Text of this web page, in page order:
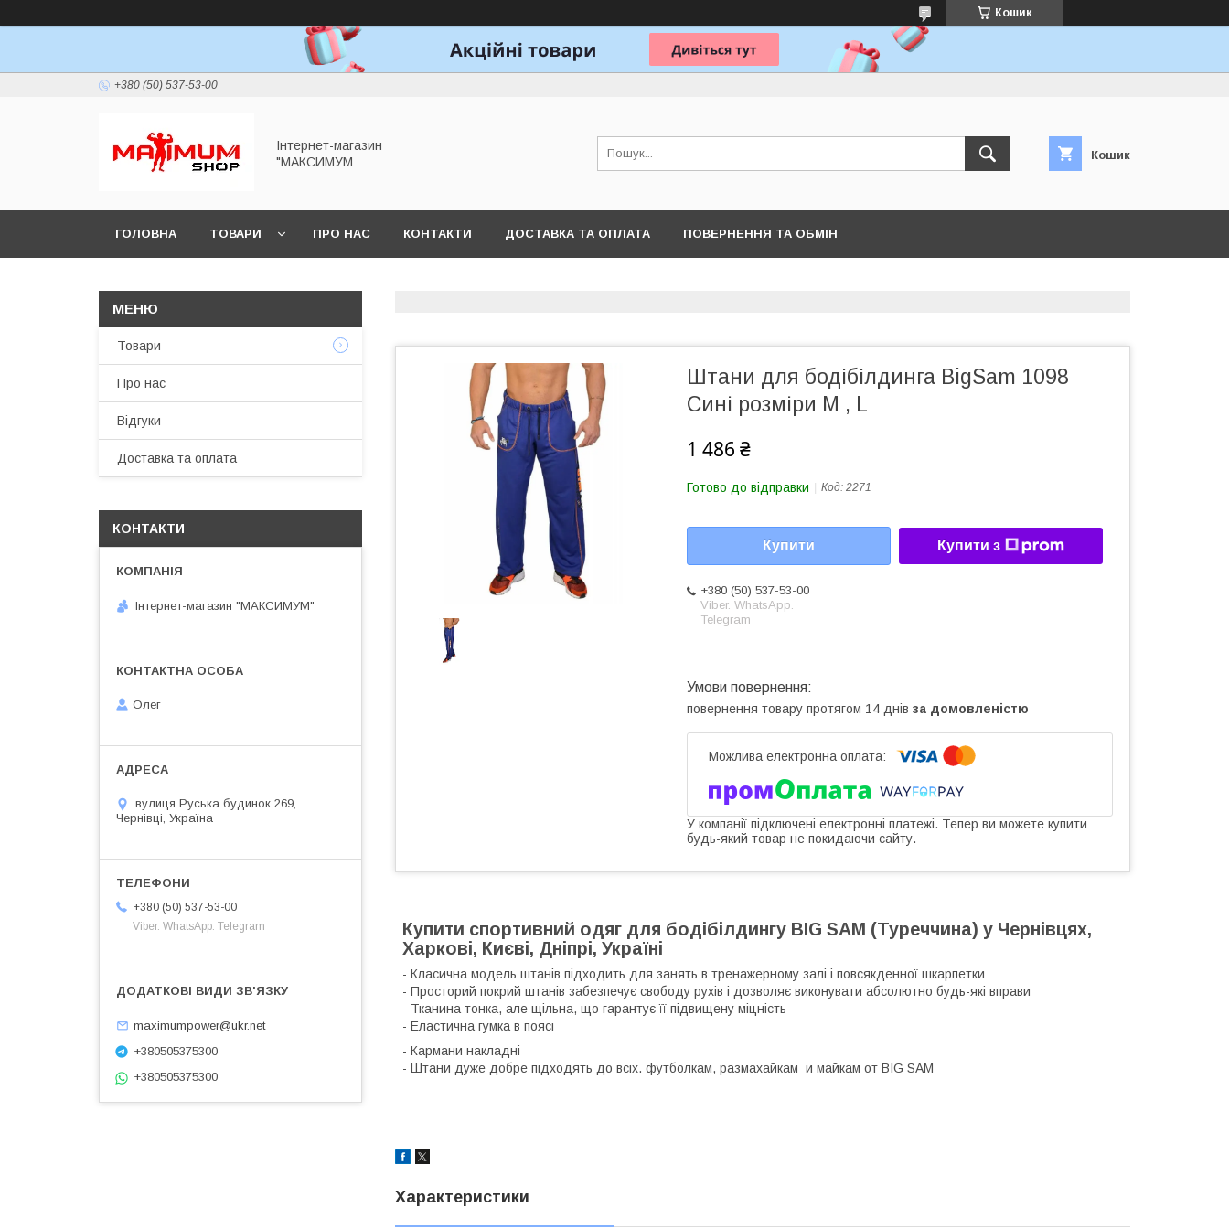
Кошик
+380 (50) 537-53-00
Інтернет-магазин
"МАКСИМУМ
Кошик
ГОЛОВНА ТОВАРИ ПРО НАС КОНТАКТИ ДОСТАВКА ТА ОПЛАТА ПОВЕРНЕННЯ ТА ОБМІН
Штани для бодібілдинга BigSam 1098
Сині розміри М , L
1 486 ₴
Готово до відправки Код: 2271
Купити Купити з
+380 (50) 537-53-00
Viber. WhatsApp.
Telegram
повернення товару протягом 14 днів за домовленістю
У компанії підключені електронні платежі. Тепер ви можете купити
будь-який товар не покидаючи сайту.
Купити спортивний одяг для бодібілдингу BIG SAM (Туреччина) у Чернівцях,
Харкові, Києві, Дніпрі, Україні
- Класична модель штанів підходить для занять в тренажерному залі і повсякденної шкарпетки
- Просторий покрий штанів забезпечує свободу рухів і дозволяє виконувати абсолютно будь-які вправи
- Тканина тонка, але щільна, що гарантує її підвищену міцність
- Еластична гумка в поясі
- Кармани накладні
- Штани дуже добре підходять до всіх. футболкам, размахайкам и майкам от BIG SAM
Характеристики
Товари
Про нас
Відгуки
Доставка та оплата
КОНТАКТИ
Інтернет-магазин "МАКСИМУМ"
Олег
вулиця Руська будинок 269,
Чернівці, Україна
+380 (50) 537-53-00
Viber. WhatsApp. Telegram
maximumpower@ukr.net
+380505375300
+380505375300